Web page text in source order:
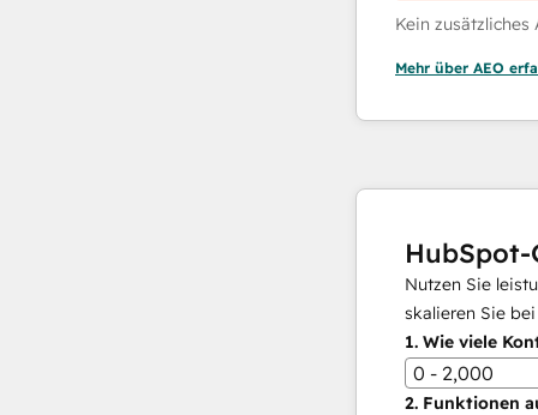
Kein
Mehr über AEO
HubSpot-
Nutzen Sie
skalieren Sie
1. Wie viele
0 - 2,000
2. Funktionen